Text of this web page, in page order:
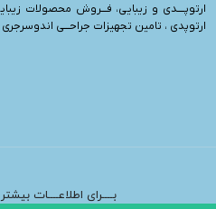
ارتوپــــدی و زیبایی، فـــروش محصولات
ارتوپدی ، تامین تجهیزات جراحـــی اندوسرجری
بــــرای اطلاعــــات